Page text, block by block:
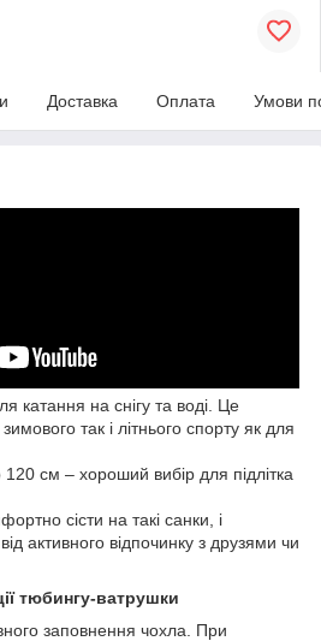
Доставка Оплата Умови
катання на снігу та воді. Це
так і літнього спорту як для
см – хороший вибір для підлітка
сісти на такі санки, і
активного відпочинку з друзями чи
тюбингу-ватрушки
заповнення чохла. При